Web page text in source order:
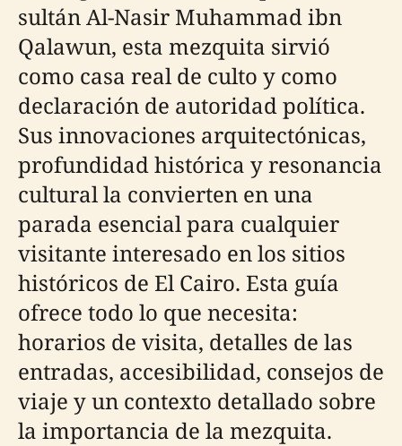
sultán Al-Nasir Muhammad ibn
Qalawun, esta mezquita sirvió
como casa real de culto y como
declaración de autoridad política.
Sus innovaciones arquitectónicas,
profundidad histórica y resonancia
cultural la convierten en una
parada esencial para cualquier
visitante interesado en los sitios
históricos de El Cairo. Esta guía
ofrece todo lo que necesita:
horarios de visita, detalles de las
entradas, accesibilidad, consejos de
viaje y un contexto detallado sobre
la importancia de la mezquita.